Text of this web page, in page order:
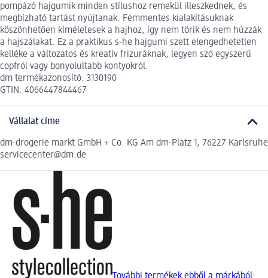
pompázó hajgumik minden stílushoz remekül illeszkednek, és
megbízható tartást nyújtanak. Fémmentes kialakításuknak
köszönhetően kíméletesek a hajhoz, így nem törik és nem húzzák
a hajszálakat. Ez a praktikus s-he hajgumi szett elengedhetetlen
kelléke a változatos és kreatív frizuráknak, legyen szó egyszerű
copfról vagy bonyolultabb kontyokról.
dm termékazonosító: 3130190
GTIN: 4066447844467
Vállalat címe
dm-drogerie markt GmbH + Co. KG Am dm-Platz 1, 76227 Karlsruhe
servicecenter@dm.de